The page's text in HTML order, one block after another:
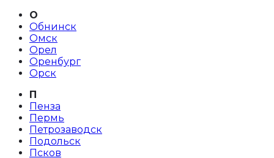
О
Обнинск
Омск
Орел
Оренбург
Орск
П
Пенза
Пермь
Петрозаводск
Подольск
Псков